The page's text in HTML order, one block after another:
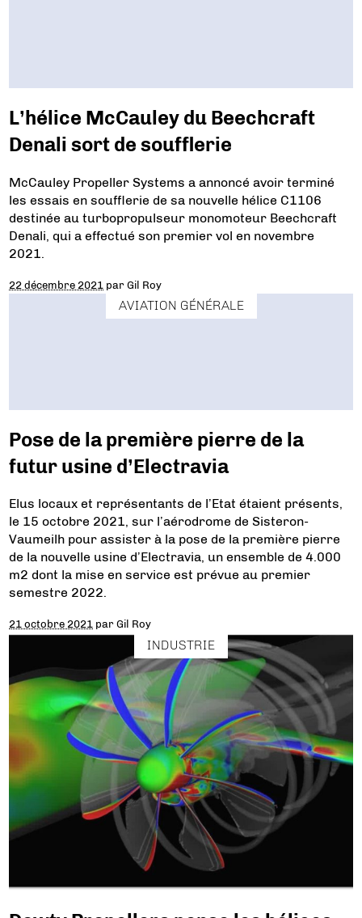
L’hélice McCauley du Beechcraft
Denali sort de soufflerie
McCauley Propeller Systems a annoncé avoir terminé
les essais en soufflerie de sa nouvelle hélice C1106
destinée au turbopropulseur monomoteur Beechcraft
Denali, qui a effectué son premier vol en novembre
2021.
22 décembre 2021 parGil Roy
AVIATION GÉNÉRALE
Pose de la première pierre de la
futur usine d’Electravia
Elus locaux et représentants de l’Etat étaient présents,
le 15 octobre 2021, sur l’aérodrome de Sisteron-
Vaumeilh pour assister à la pose de la première pierre
de la nouvelle usine d’Electravia, un ensemble de 4.000
m2 dont la mise en service est prévue au premier
semestre 2022.
21 octobre 2021 parGil Roy
INDUSTRIE